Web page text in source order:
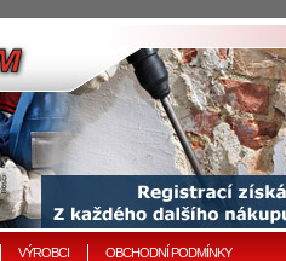
VÝROBCI OBCHODNÍ PODMÍNKY